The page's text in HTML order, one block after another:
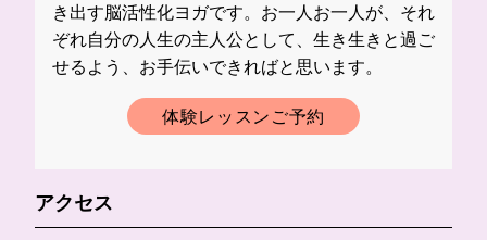
き出す脳活性化ヨガです。お一人お一人が、それ
ぞれ自分の人生の主人公として、生き生きと過ご
せるよう、お手伝いできればと思います。
体験レッスンご予約
アクセス